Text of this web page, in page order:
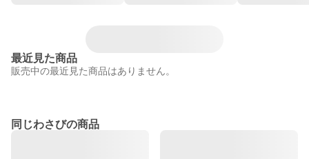
最近見た商品
販売中の最近見た商品はありません。
同じわさびの商品